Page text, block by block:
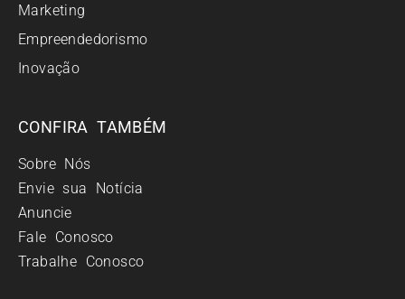
Marketing
Empreendedorismo
Inovação
CONFIRA TAMBÉM
Sobre Nós
Envie sua Notícia
Anuncie
Fale Conosco
Trabalhe Conosco